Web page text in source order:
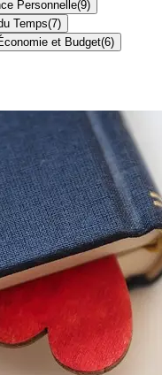
Personnelle(9)
Temps(7)
et Budget(6)